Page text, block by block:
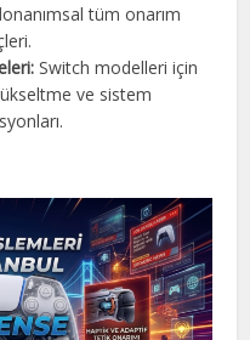
tüm onarım
Switch modelleri için
ve sistem